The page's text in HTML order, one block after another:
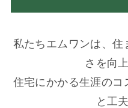
私たちエムワンは、住
さを向
住宅にかかる生涯のコ
と工